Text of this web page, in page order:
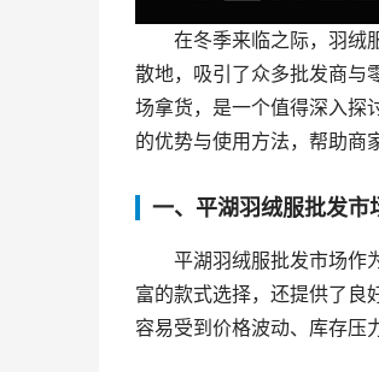
在冬季来临之际，羽绒
散地，吸引了众多批发商与
场拿货，是一个值得深入探
的优势与使用方法，帮助商
一、平湖羽绒服批发市
平湖羽绒服批发市场作
富的款式选择，还提供了良
容易受到价格波动、库存压